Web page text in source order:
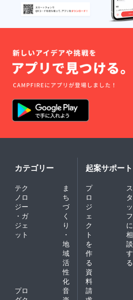
カテゴリー
テク
ノロ
ジー
・ガ
ジェ
ット
ま
ち
づ
く
り
・
地
域
活
性
化
プロ
音
起案サポート
プ
ロ
ジ
ェ
ク
ト
を
作
る
ス
タ
ッ
フ
に
相
談
す
る
資
料
請